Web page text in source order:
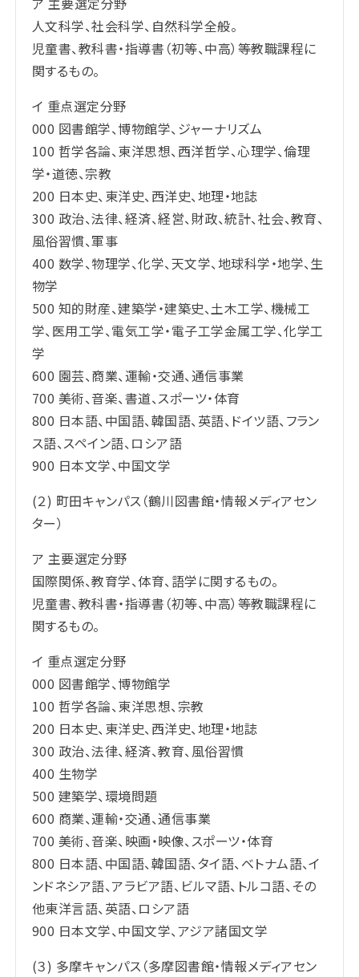
人文科学、社会科学、自然科学全般。
児童書、教科書・指導書（初等、中高）等教職課程に
関するもの。
イ 重点選定分野
000 図書館学、博物館学、ジャーナリズム
100 哲学各論、東洋思想、西洋哲学、心理学、倫理
学・道徳、宗教
200 日本史、東洋史、西洋史、地理・地誌
300 政治、法律、経済、経営、財政、統計、社会、教育、
風俗習慣、軍事
400 数学、物理学、化学、天文学、地球科学・地学、生
物学
500 知的財産、建築学・建築史、土木工学、機械工
学、医用工学、電気工学・電子工学金属工学、化学工
学
600 園芸、商業、運輸・交通、通信事業
700 美術、音楽、書道、スポーツ・体育
800 日本語、中国語、韓国語、英語、ドイツ語、フラン
ス語、スペイン語、ロシア語
900 日本文学、中国文学
(２) 町田キャンパス（鶴川図書館・情報メディアセン
ター）
ア 主要選定分野
国際関係、教育学、体育、語学に関するもの。
児童書、教科書・指導書（初等、中高）等教職課程に
関するもの。
イ 重点選定分野
000 図書館学、博物館学
100 哲学各論、東洋思想、宗教
200 日本史、東洋史、西洋史、地理・地誌
300 政治、法律、経済、教育、風俗習慣
400 生物学
500 建築学、環境問題
600 商業、運輸・交通、通信事業
700 美術、音楽、映画・映像、スポーツ・体育
800 日本語、中国語、韓国語、タイ語、ベトナム語、イ
ンドネシア語、アラビア語、ビルマ語、トルコ語、その
他東洋言語、英語、ロシア語
900 日本文学、中国文学、アジア諸国文学
(３) 多摩キャンパス（多摩図書館・情報メディアセン